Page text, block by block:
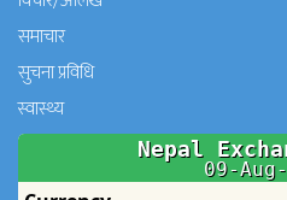
समाचार
सुचना प्रविधि
स्वास्थ्य